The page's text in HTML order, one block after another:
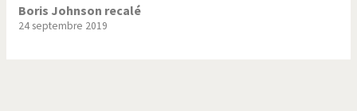
Boris Johnson recalé
24 septembre 2019